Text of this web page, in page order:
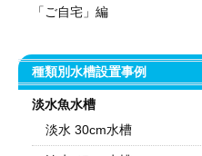
「ご自宅」編
種類別水槽設置事例
淡水魚水槽
淡水 30cm水槽